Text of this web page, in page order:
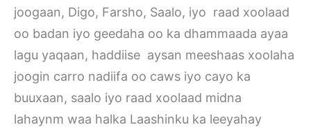
joogaan, Digo, Farsho, Saalo, iyo raad xoolaad
oo badan iyo geedaha oo ka dhammaada ayaa
lagu yaqaan, haddiise aysan meeshaas xoolaha
joogin carro nadiifa oo caws iyo cayo ka
buuxaan, saalo iyo raad xoolaad midna
lahaynm waa halka Laashinku ka leeyahay